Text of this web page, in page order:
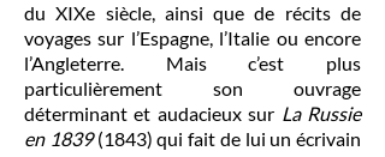
du XIXe siècle, ainsi que de récits de
voyages sur l’Espagne, l’Italie ou encore
l’Angleterre. Mais c’est plus
particulièrement son ouvrage
déterminant et audacieux sur La Russie
en 1839(1843) qui fait de lui un écrivain